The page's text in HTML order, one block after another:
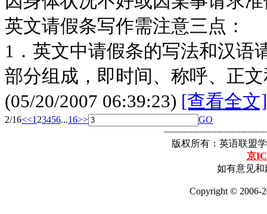
英文请假条写作需注意三点：
1．英文中请假条的写法和汉语
部分组成，即时间、称呼、正
(05/20/2007 06:39:23) [查看全文]
2/16<<1 23456...16>>
GO
版权所有：英语联盟
京
如有意见和
Copyright © 2006-